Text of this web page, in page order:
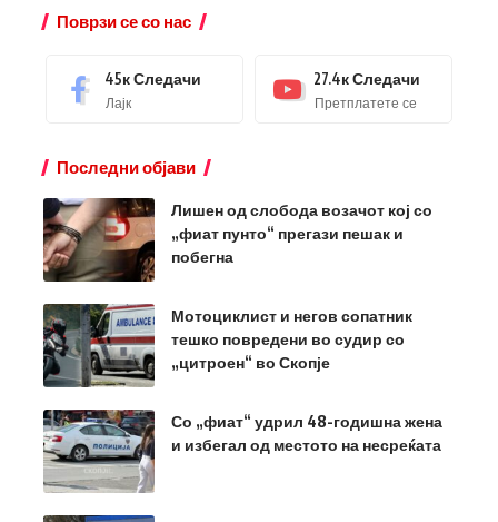
Поврзи се со нас
45кСледачи
Лајк
27.4кСледачи
Претплатете се
Последни објави
Лишен од слобода возачот кој со
„фиат пунто“ прегази пешак и
побегна
Мотоциклист и негов сопатник
тешко повредени во судир со
„цитроен“ во Скопје
Со „фиат“ удрил 48-годишна жена
и избегал од местото на несреќата